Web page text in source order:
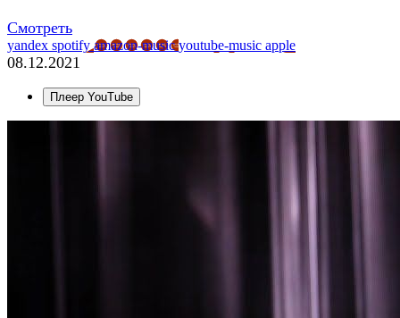
Смотреть
yandex spotifyamazon-musicyoutube-music apple
08.12.2021
Плеер YouTube